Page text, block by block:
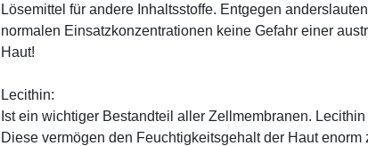
Lösemittel für andere Inhaltsstoffe. Entgegen
normalen Einsatzkonzentrationen keine Gefahr einer
Haut!
Lecithin:
Ist ein wichtiger Bestandteil aller Zellmembranen.
Diese vermögen den Feuchtigkeitsgehalt der Haut